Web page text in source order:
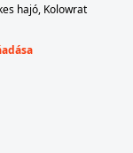
hajó, Kolowrat